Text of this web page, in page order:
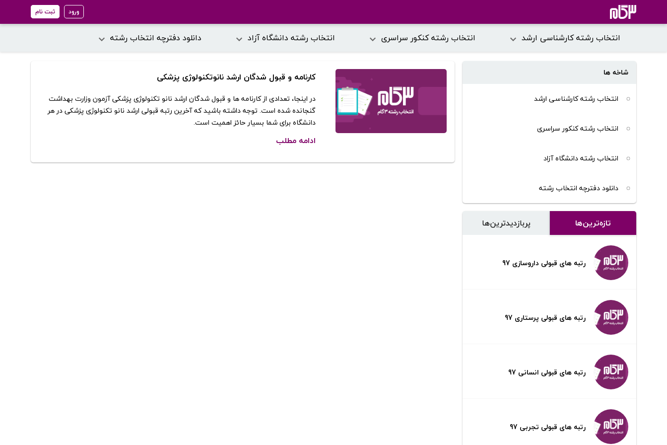
ورود ثبت نام
انتخاب رشته کارشناسی ارشد انتخاب رشته کنکور سراسری انتخاب رشته دانشگاه آزاد دانلود دفترچه انتخاب رشته
کارنامه و قبول شدگان ارشد نانوتکنولوژی پزشکی
در اینجا، تعدادی از کارنامه ها و قبول شدگان ارشد نانو تکنولوژی پزشکی آزمون وزارت بهداشت
گنجانده شده است. توجه داشته باشید که آخرین رتبه قبولی ارشد نانو تکنولوژی پزشکی در هر
دانشگاه برای شما بسیار حائز اهمیت است.
ادامه مطلب
شاخه ها
انتخاب رشته کارشناسی ارشد
انتخاب رشته کنکور سراسری
انتخاب رشته دانشگاه آزاد
دانلود دفترچه انتخاب رشته
تازه‌ترین‌ها پر‌بازدیدترین‌ها
رتبه های قبولی داروسازی 97
رتبه های قبولی پرستاری 97
رتبه های قبولی انسانی 97
رتبه های قبولی تجربی 97